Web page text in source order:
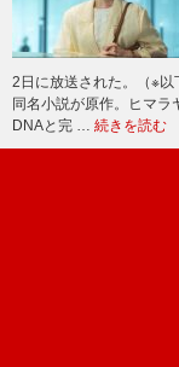
2日に放送された。（※
同名小説が原作。ヒマ
DNAと完 … 続きを読む